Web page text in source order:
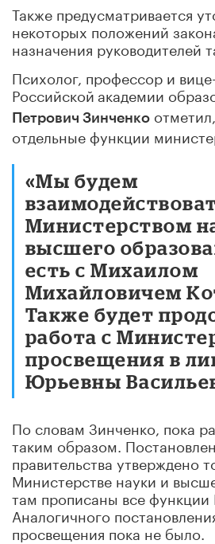
Также предусматривается
некоторых положений
назначения руководителей
Психолог, профессор и
Российскойакадемии
Петрович Зинченко
отдельные функции
«Мы будем
Министерством
высшего
есть с Михаилом
Михайловичем
Также будет
работа с
просвещения в
Юрьевны
По словам Зинченко, пока
таким образом.
правительства утверждено
Министерстве науки и
там прописаны все функции
Аналогичного
просвещения пока не было.